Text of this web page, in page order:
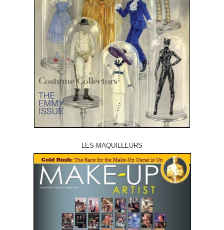
LES MAQUILLEURS